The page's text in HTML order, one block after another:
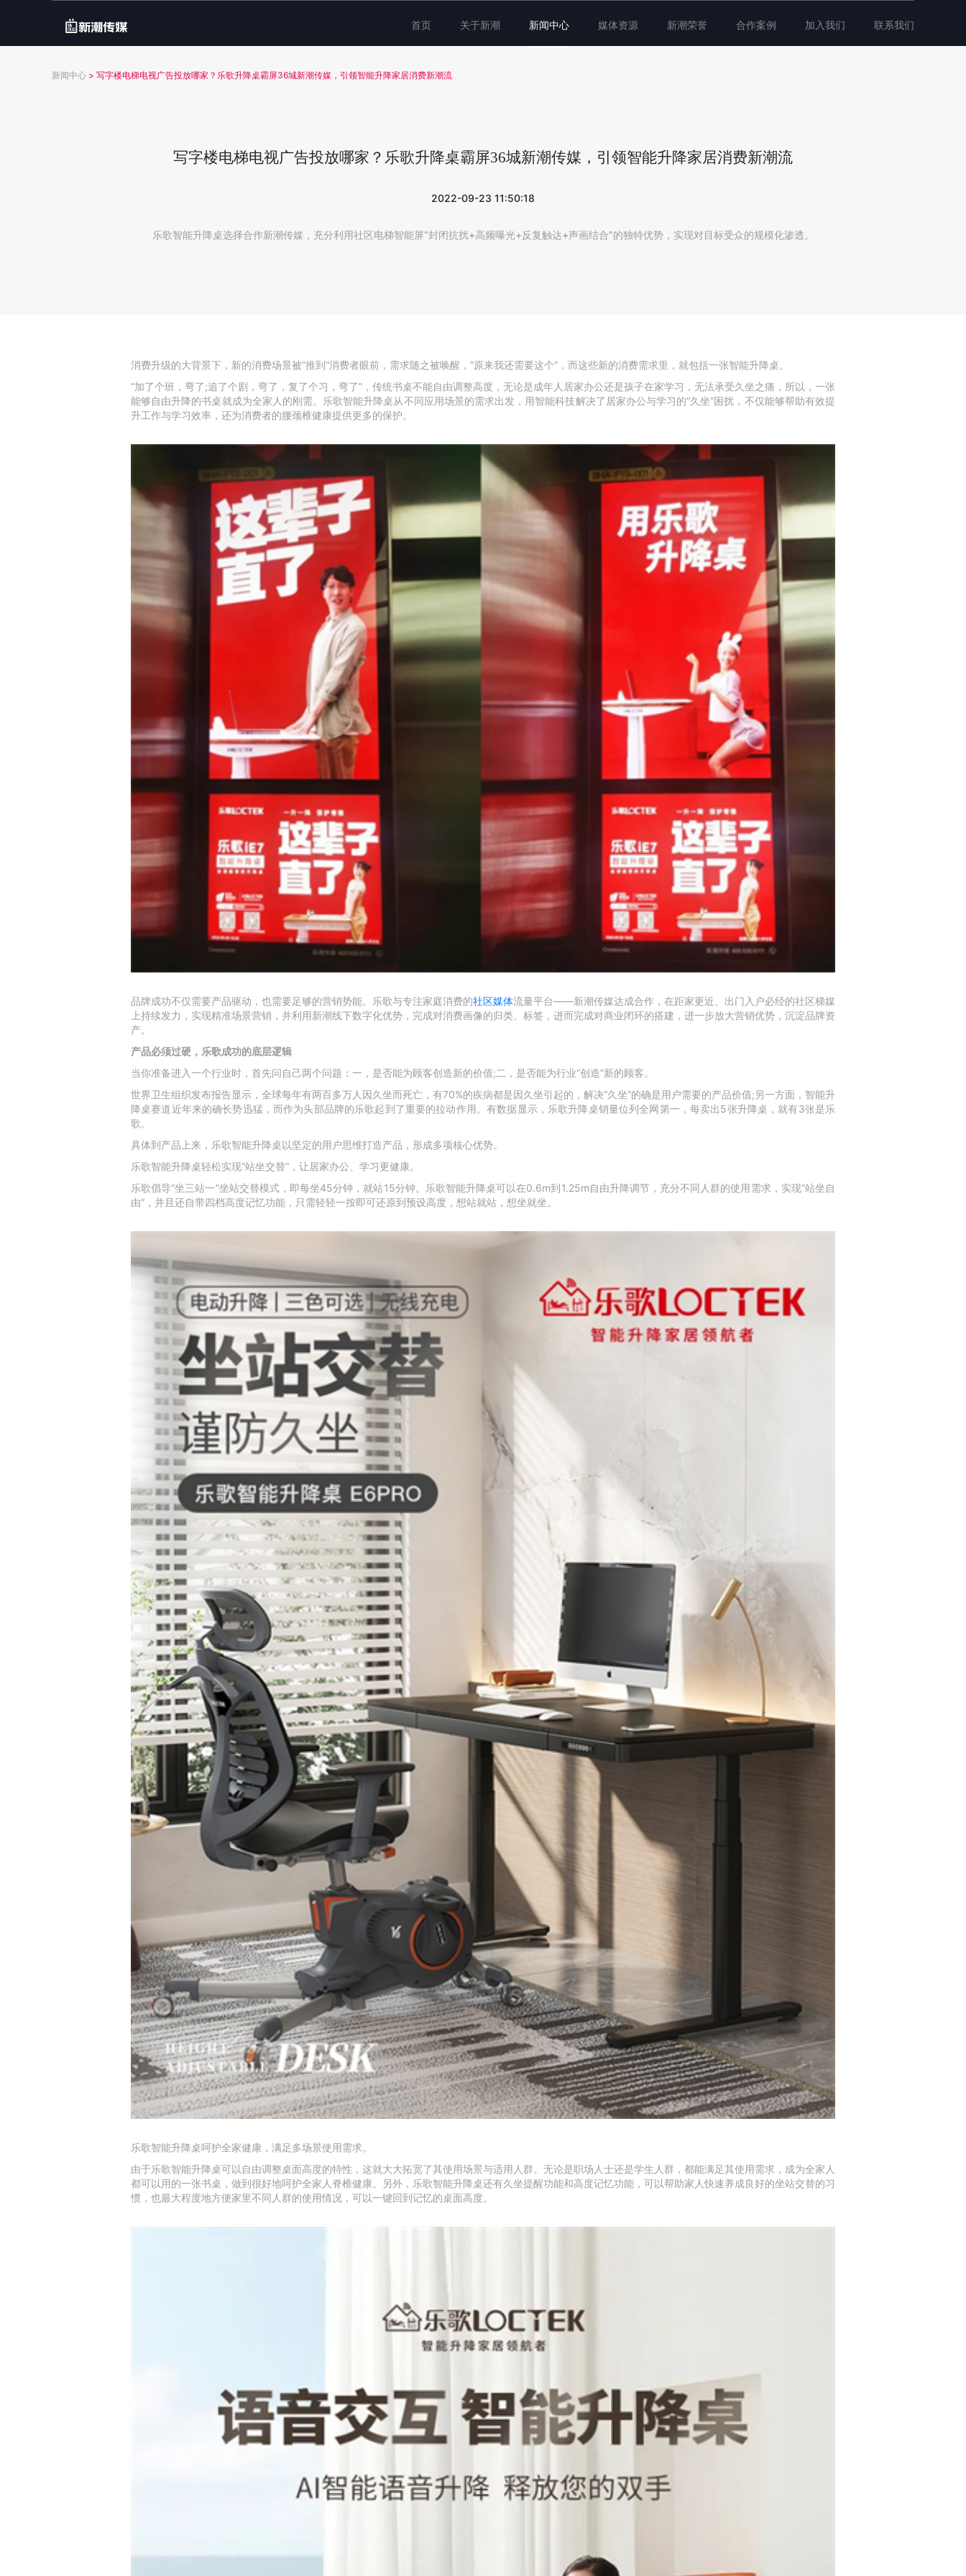
首页 关于新潮 新闻中心 媒体资源 新潮荣誉 合作案例 加入我们 联系我们
新闻中心 > 写字楼电梯电视广告投放哪家？乐歌升降桌霸屏36城新潮传媒，引领智能升降家居消费新潮流
写字楼电梯电视广告投放哪家？乐歌升降桌霸屏36城新潮传媒，引领智能升降家居消费新潮流
2022-09-23 11:50:18
乐歌智能升降桌选择合作新潮传媒，充分利用社区电梯智能屏“封闭抗扰+高频曝光+反复触达+声画结合”的独特优势，实现对目标受众的规模化渗透。
消费升级的大背景下，新的消费场景被“推到”消费者眼前，需求随之被唤醒，“原来我还需要这个”，而这些新的消费需求里，就包括一张智能升降桌。
“加了个班，弯了;追了个剧，弯了，复了个习，弯了”，传统书桌不能自由调整高度，无论是成年人居家办公还是孩子在家学习，无法承受久坐之痛，所以，一张
能够自由升降的书桌就成为全家人的刚需。乐歌智能升降桌从不同应用场景的需求出发，用智能科技解决了居家办公与学习的“久坐”困扰，不仅能够帮助有效提
升工作与学习效率，还为消费者的腰颈椎健康提供更多的保护。
品牌成功不仅需要产品驱动，也需要足够的营销势能。乐歌与专注家庭消费的社区媒体流量平台——新潮传媒达成合作，在距家更近、出门入户必经的社区梯媒
上持续发力，实现精准场景营销，并利用新潮线下数字化优势，完成对消费画像的归类、标签，进而完成对商业闭环的搭建，进一步放大营销优势，沉淀品牌资
产。
产品必须过硬，乐歌成功的底层逻辑
当你准备进入一个行业时，首先问自己两个问题：一，是否能为顾客创造新的价值;二，是否能为行业“创造”新的顾客。
世界卫生组织发布报告显示，全球每年有两百多万人因久坐而死亡，有70%的疾病都是因久坐引起的，解决“久坐”的确是用户需要的产品价值;另一方面，智能升
降桌赛道近年来的确长势迅猛，而作为头部品牌的乐歌起到了重要的拉动作用。有数据显示，乐歌升降桌销量位列全网第一，每卖出5张升降桌，就有3张是乐
歌。
具体到产品上来，乐歌智能升降桌以坚定的用户思维打造产品，形成多项核心优势。
乐歌智能升降桌轻松实现“站坐交替”，让居家办公、学习更健康。
乐歌倡导“坐三站一”坐站交替模式，即每坐45分钟，就站15分钟。乐歌智能升降桌可以在0.6m到1.25m自由升降调节，充分不同人群的使用需求，实现“站坐自
由”，并且还自带四档高度记忆功能，只需轻轻一按即可还原到预设高度，想站就站，想坐就坐。
乐歌智能升降桌呵护全家健康，满足多场景使用需求。
由于乐歌智能升降桌可以自由调整桌面高度的特性，这就大大拓宽了其使用场景与适用人群。无论是职场人士还是学生人群，都能满足其使用需求，成为全家人
都可以用的一张书桌，做到很好地呵护全家人脊椎健康。另外，乐歌智能升降桌还有久坐提醒功能和高度记忆功能，可以帮助家人快速养成良好的坐站交替的习
惯，也最大程度地方便家里不同人群的使用情况，可以一键回到记忆的桌面高度。